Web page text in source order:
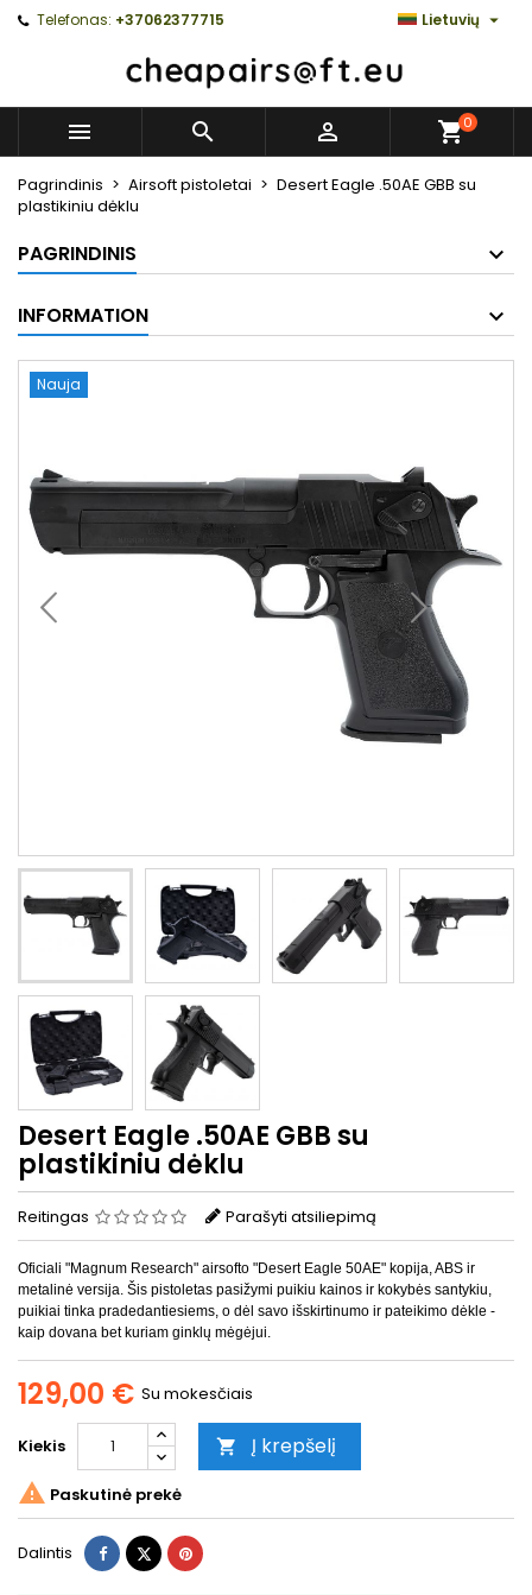
Telefonas: +37062377715 Lietuvių 
   0
Pagrindinis Airsoft pistoletai
Desert Eagle .50AE GBB su
plastikiniu dėklu
PAGRINDINIS
INFORMATION
Nauja
Desert Eagle .50AE GBB su
plastikiniu dėklu
Reitingas Parašyti atsiliepimą
Oficiali "Magnum Research" airsofto "Desert Eagle 50AE" kopija, ABS ir
metalinė versija. Šis pistoletas pasižymi puikiu kainos ir kokybės santykiu,
puikiai tinka pradedantiesiems, o dėl savo išskirtinumo ir pateikimo dėkle -
kaip dovana bet kuriam ginklų mėgėjui.
129,00 € Su mokesčiais
Kiekis  Į krepšelį
 Paskutinė prekė
Dalintis DalintisTwitterPinterest